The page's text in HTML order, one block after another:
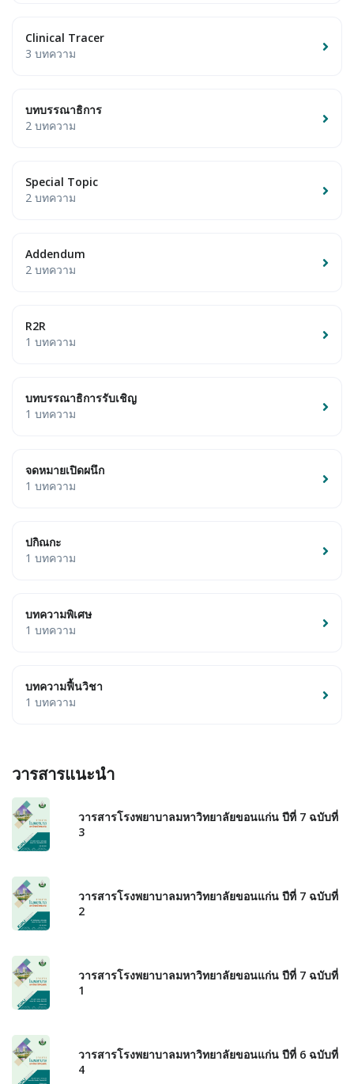
Clinical Tracer
3 บทความ
บทบรรณาธิการ
2 บทความ
Special Topic
2 บทความ
Addendum
2 บทความ
R2R
1 บทความ
บทบรรณาธิการรับเชิญ
1 บทความ
จดหมายเปิดผนึก
1 บทความ
ปกิณกะ
1 บทความ
บทความพิเศษ
1 บทความ
บทความฟื้นวิชา
1 บทความ
วารสารแนะนำ
วารสารโรงพยาบาลมหาวิทยาลัยขอนแก่น ปีที่ 7 ฉบับที่
3
วารสารโรงพยาบาลมหาวิทยาลัยขอนแก่น ปีที่ 7 ฉบับที่
2
วารสารโรงพยาบาลมหาวิทยาลัยขอนแก่น ปีที่ 7 ฉบับที่
1
วารสารโรงพยาบาลมหาวิทยาลัยขอนแก่น ปีที่ 6 ฉบับที่
4